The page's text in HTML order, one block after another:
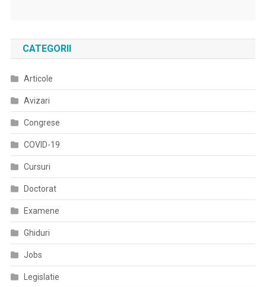
CATEGORII
Articole
Avizari
Congrese
COVID-19
Cursuri
Doctorat
Examene
Ghiduri
Jobs
Legislatie